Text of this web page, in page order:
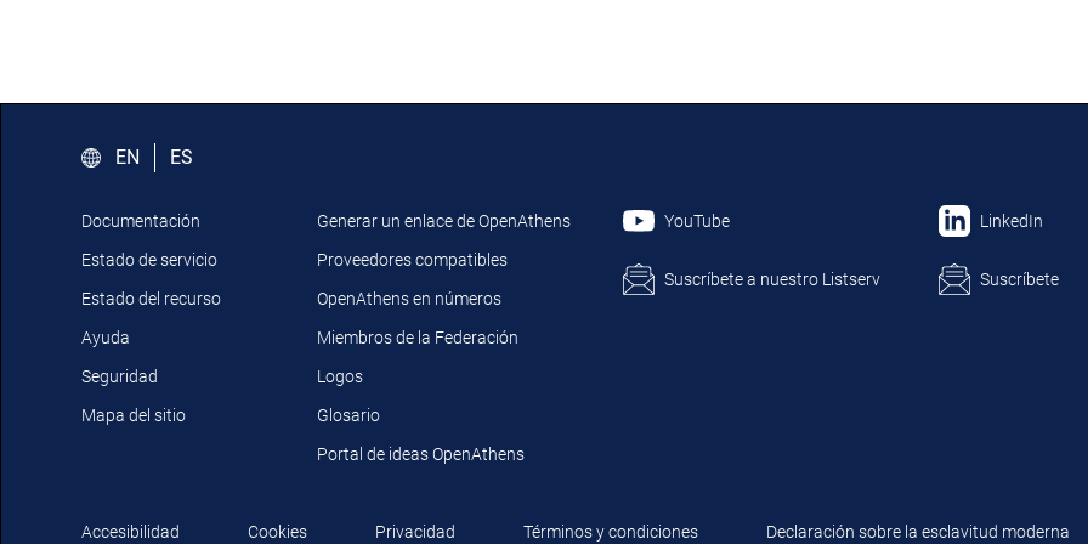
EN ES
Documentación
Estado de servicio
Estado del recurso
Ayuda
Seguridad
Mapa del sitio
Generar un enlace de OpenAthens
Proveedores compatibles
OpenAthens en números
Miembros de la Federación
Logos
Glosario
Portal de ideas OpenAthens
YouTube LinkedIn
Suscríbete a nuestro Listserv Suscríbete
Accesibilidad Cookies Privacidad Términos y condiciones Declaración sobre la esclavitud moderna